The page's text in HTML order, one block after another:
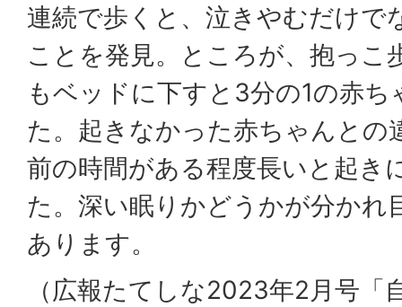
連続で歩くと、泣きやむだけで
ことを発見。ところが、抱っこ
もベッドに下すと3分の1の赤
た。起きなかった赤ちゃんとの
前の時間がある程度長いと起き
た。深い眠りかどうかが分かれ
あります。
（広報たてしな2023年2月号「